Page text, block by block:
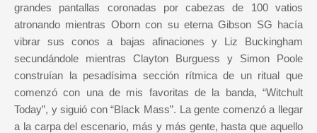
grandes pantallas coronadas por cabezas de 100 vatios
atronando mientras Oborn con su eterna Gibson SG hacía
vibrar sus conos a bajas afinaciones y Liz Buckingham
secundándole mientras Clayton Burguess y Simon Poole
construían la pesadísima sección rítmica de un ritual que
comenzó con una de mis favoritas de la banda, “Witchult
Today”, y siguió con “Black Mass”. La gente comenzó a llegar
a la carpa del escenario, más y más gente, hasta que aquello